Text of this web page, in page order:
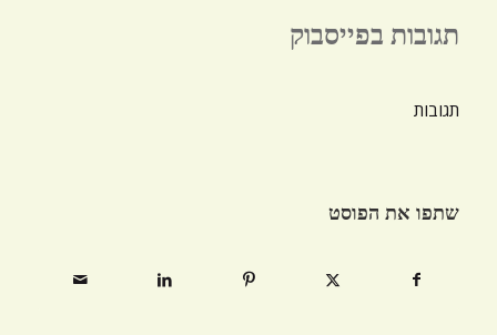
תגובות בפייסבוק
תגובות
שתפו את הפוסט